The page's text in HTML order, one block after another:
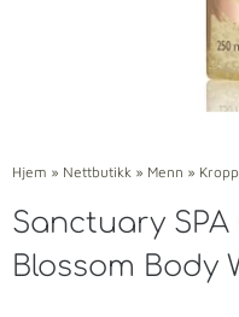
Hjem » Nettbutikk » Menn »
Sanctuary
Blossom Body